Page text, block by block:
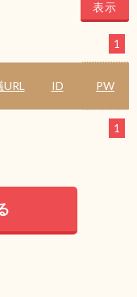
1
ID PW
1